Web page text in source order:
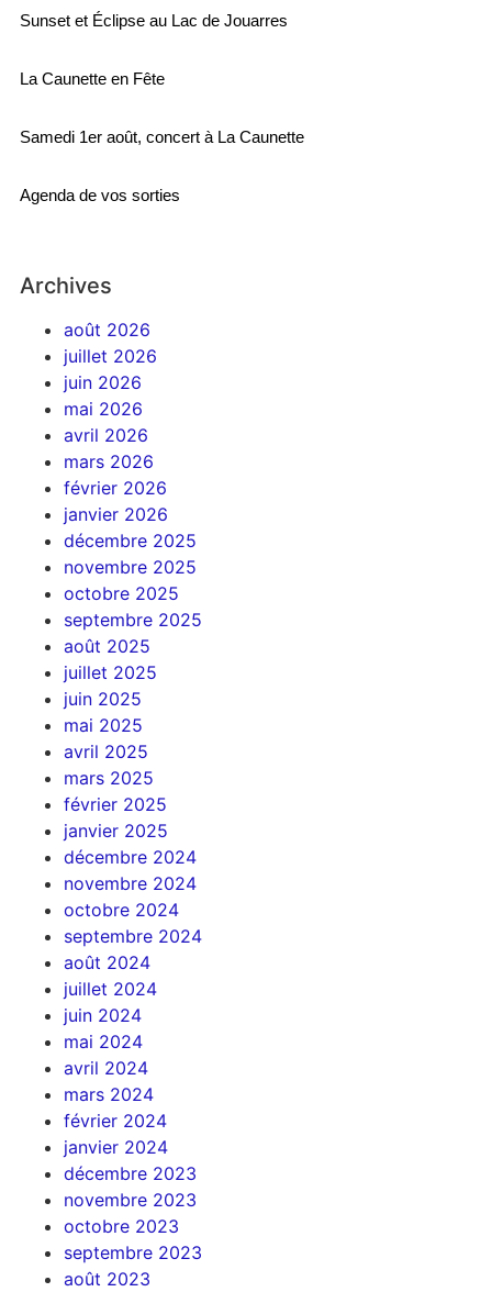
Sunset et Éclipse au Lac de Jouarres
La Caunette en Fête
Samedi 1er août, concert à La Caunette
Agenda de vos sorties
Archives
août 2026
juillet 2026
juin 2026
mai 2026
avril 2026
mars 2026
février 2026
janvier 2026
décembre 2025
novembre 2025
octobre 2025
septembre 2025
août 2025
juillet 2025
juin 2025
mai 2025
avril 2025
mars 2025
février 2025
janvier 2025
décembre 2024
novembre 2024
octobre 2024
septembre 2024
août 2024
juillet 2024
juin 2024
mai 2024
avril 2024
mars 2024
février 2024
janvier 2024
décembre 2023
novembre 2023
octobre 2023
septembre 2023
août 2023